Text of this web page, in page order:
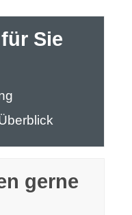
Sie
gerne